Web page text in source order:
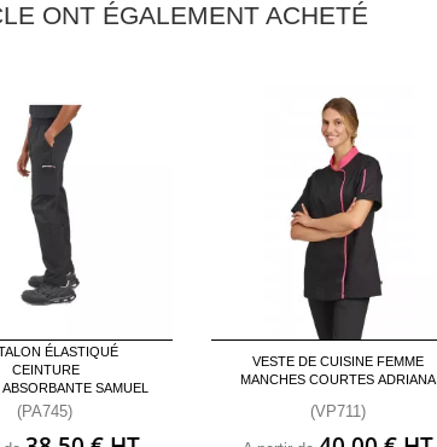
ONT ÉGALEMENT ACHETÉ
ÉLASTIQUÉ
CEINTURE
SAMUEL
(PA745)
VESTE DE CUISINE FEMME
MANCHES COURTES ADRIANA
(VP711)